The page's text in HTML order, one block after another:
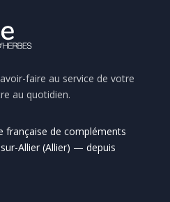
faire au service de votre
au quotidien.
de compléments
Allier (Allier) — depuis